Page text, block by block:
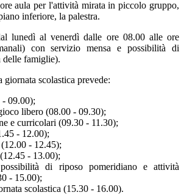
aula per l'attività mirata in piccolo gruppo,
inferiore, la palestra.
lunedì al venerdì dalle ore 08.00 alle ore
con servizio mensa e possibilità di
delle famiglie).
scolastica prevede:
- 09.00);
libero (08.00 - 09.30);
e curricolari (09.30 - 11.30);
- 12.00);
- 12.45);
- 13.00);
di riposo pomeridiano e attività
- 15.00);
scolastica (15.30 - 16.00).